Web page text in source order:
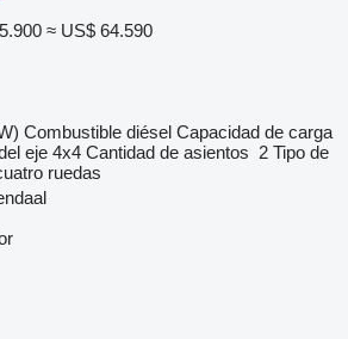
≈ US$ 64.590
Combustible diésel Capacidad de carga
eje 4x4 Cantidad de asientos 2 Tipo de
ruedas